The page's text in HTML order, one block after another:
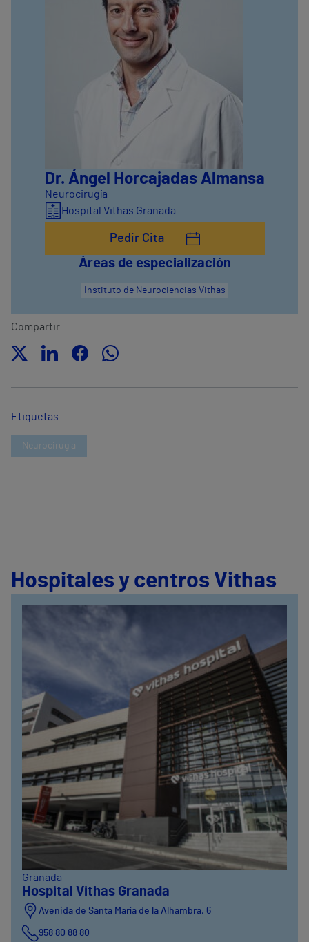
Dr. Ángel Horcajadas Almansa
Neurocirugía
Hospital Vithas Granada
Pedir Cita
Áreas de especialización
Instituto de Neurociencias Vithas
Compartir
Etiquetas
Neurocirugía
Hospitales y centros Vithas
Granada
Hospital Vithas Granada
Avenida de Santa María de la Alhambra, 6
958 80 88 80